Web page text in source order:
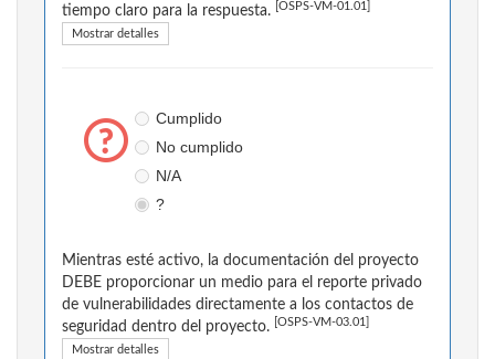
tiempo claro para la respuesta.
[OSPS-VM-01.01]
Mostrar detalles
Cumplido
No cumplido
N/A
?
Mientras esté activo, la documentación del proyecto
DEBE proporcionar un medio para el reporte privado
de vulnerabilidades directamente a los contactos de
seguridad dentro del proyecto.
[OSPS-VM-03.01]
Mostrar detalles